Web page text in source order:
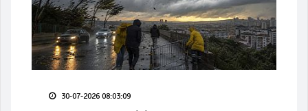
30-07-2026 08:03:09